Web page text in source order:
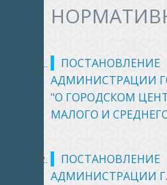
ПОСТАНОВЛЕНИЕ
АДМИНИСТРАЦИИ
"О ГОРОДСКОМ
МАЛОГО И
ПОСТАНОВЛЕНИЕ
АДМИНИСТРАЦИИ